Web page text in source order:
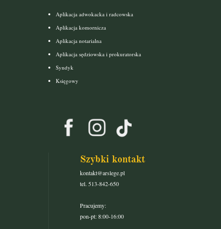
Aplikacja adwokacka i radcowska
Aplikacja komornicza
Aplikacja notarialna
Aplikacja sędziowska i prokuratorska
Syndyk
Księgowy
Szybki kontakt
kontakt@arslege.pl
tel. 513-842-650
Pracujemy:
pon-pt: 8:00-16:00